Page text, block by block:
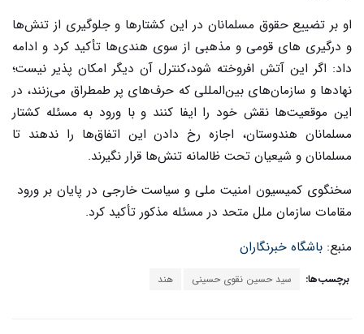
او بر تضییع حقوق مسلمانان در این کشتارها و جلوگیری از تنش‌ها
و درگیری ‌های قومی و مذهبی از سوی هندی‌ها تأکید کرد و ادامه
داد: اگر این آتش افروخته شود،کنترل آن دیگر امکان پذیر نیست؛
نهادها و سازمان‌های بین‌المللی که حرف‌های پر طمطراق می‌زنند، در
این موقعیت‌ها نقش خود را ایفا کنند و با ورود به مسئله کشتار
مسلمانان هندوستان، اجازه رخ دادن این اتفاق‌ها را ندهند تا
مسلمانان و شیعیان تحت ظالمانه تنش‌ها قرار نگیرند.
سخنگوی کمیسیون امنیت ملی و سیاست خارجی در پایان بر ورود
مقامات سازمان ملل متحد در مسئله مذکور تأکید کرد.
منبع: باشگاه خبرنگاران
برچسب‌ها: سید حسین نقوی حسینی هند